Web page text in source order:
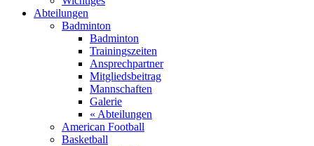
Abteilungen
Badminton
Badminton
Trainingszeiten
Ansprechpartner
Mitgliedsbeitrag
Mannschaften
Galerie
« Abteilungen
American Football
Basketball